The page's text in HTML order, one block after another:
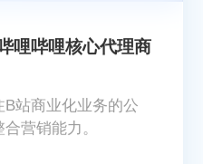
哩哔哩核心代理商
站商业化业务的公
营销能力。